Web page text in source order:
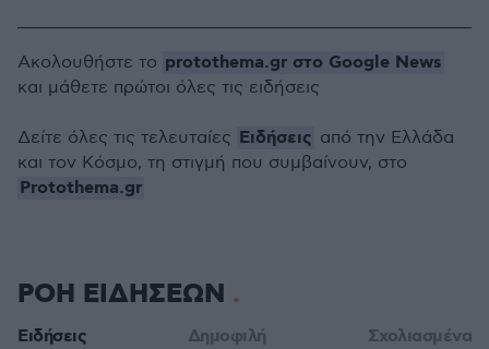
Ακολουθήστε το protothema.gr στο Google News
και μάθετε πρώτοι όλες τις ειδήσεις
Δείτε όλες τις τελευταίες Ειδήσεις από την Ελλάδα
και τον Κόσμο, τη στιγμή που συμβαίνουν, στο
Protothema.gr
ΡΟΗ ΕΙΔΗΣΕΩΝ
Ειδήσεις Δημοφιλή Σχολιασμένα